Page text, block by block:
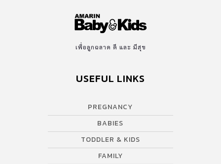
เพื่อลูกฉลาด ดี และ มีสุข
USEFUL LINKS
PREGNANCY
BABIES
TODDLER & KIDS
FAMILY